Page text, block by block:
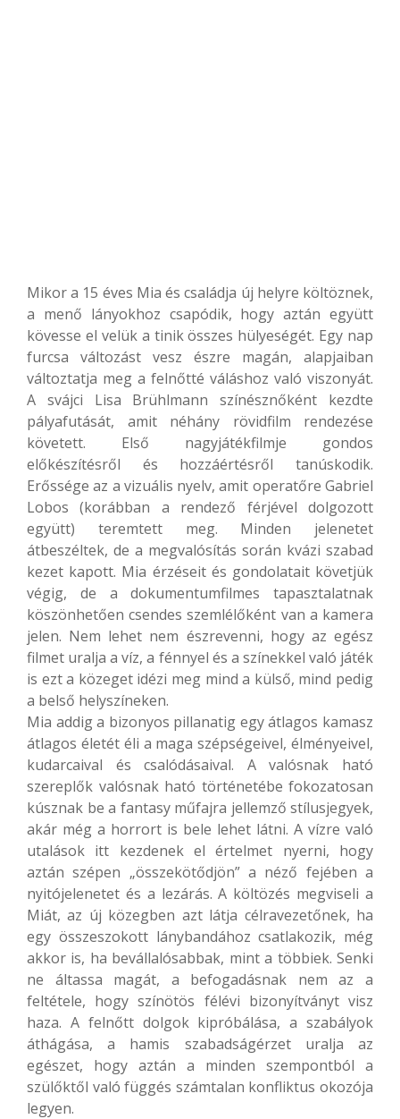
Mikor a 15 éves Mia és családja új helyre költöznek,
a menő lányokhoz csapódik, hogy aztán együtt
kövesse el velük a tinik összes hülyeségét. Egy nap
furcsa változást vesz észre magán, alapjaiban
változtatja meg a felnőtté váláshoz való viszonyát.
A svájci Lisa Brühlmann színésznőként kezdte
pályafutását, amit néhány rövidfilm rendezése
követett. Első nagyjátékfilmje gondos
előkészítésről és hozzáértésről tanúskodik.
Erőssége az a vizuális nyelv, amit operatőre Gabriel
Lobos (korábban a rendező férjével dolgozott
együtt) teremtett meg. Minden jelenetet
átbeszéltek, de a megvalósítás során kvázi szabad
kezet kapott. Mia érzéseit és gondolatait követjük
végig, de a dokumentumfilmes tapasztalatnak
köszönhetően csendes szemlélőként van a kamera
jelen. Nem lehet nem észrevenni, hogy az egész
filmet uralja a víz, a fénnyel és a színekkel való játék
is ezt a közeget idézi meg mind a külső, mind pedig
a belső helyszíneken.
Mia addig a bizonyos pillanatig egy átlagos kamasz
átlagos életét éli a maga szépségeivel, élményeivel,
kudarcaival és csalódásaival. A valósnak ható
szereplők valósnak ható történetébe fokozatosan
kúsznak be a fantasy műfajra jellemző stílusjegyek,
akár még a horrort is bele lehet látni. A vízre való
utalások itt kezdenek el értelmet nyerni, hogy
aztán szépen „összekötődjön” a néző fejében a
nyitójelenetet és a lezárás. A költözés megviseli a
Miát, az új közegben azt látja célravezetőnek, ha
egy összeszokott lánybandához csatlakozik, még
akkor is, ha bevállalósabbak, mint a többiek. Senki
ne áltassa magát, a befogadásnak nem az a
feltétele, hogy színötös félévi bizonyítványt visz
haza. A felnőtt dolgok kipróbálása, a szabályok
áthágása, a hamis szabadságérzet uralja az
egészet, hogy aztán a minden szempontból a
szülőktől való függés számtalan konfliktus okozója
legyen.